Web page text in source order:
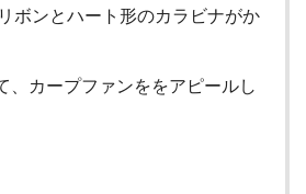
ボンとハート形のカラビナがか
、カープファンををアピールし